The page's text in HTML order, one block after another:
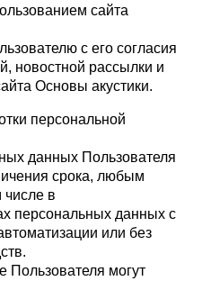
сайта
с его согласия
новостной рассылки и
Основы акустики.
персональной
данных Пользователя
срока, любым
в
персональных данных с
или без
могут